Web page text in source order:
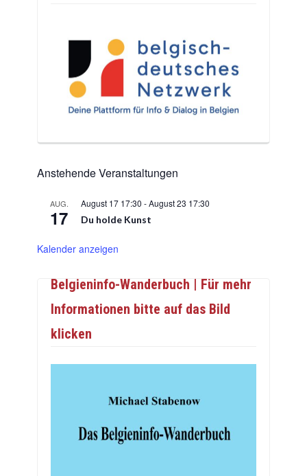
Anstehende Veranstaltungen
AUG.
17
August 17 17:30 -August 23 17:30
Du holde Kunst
Kalender anzeigen
Belgieninfo-Wanderbuch | Für mehr
Informationen bitte auf das Bild
klicken